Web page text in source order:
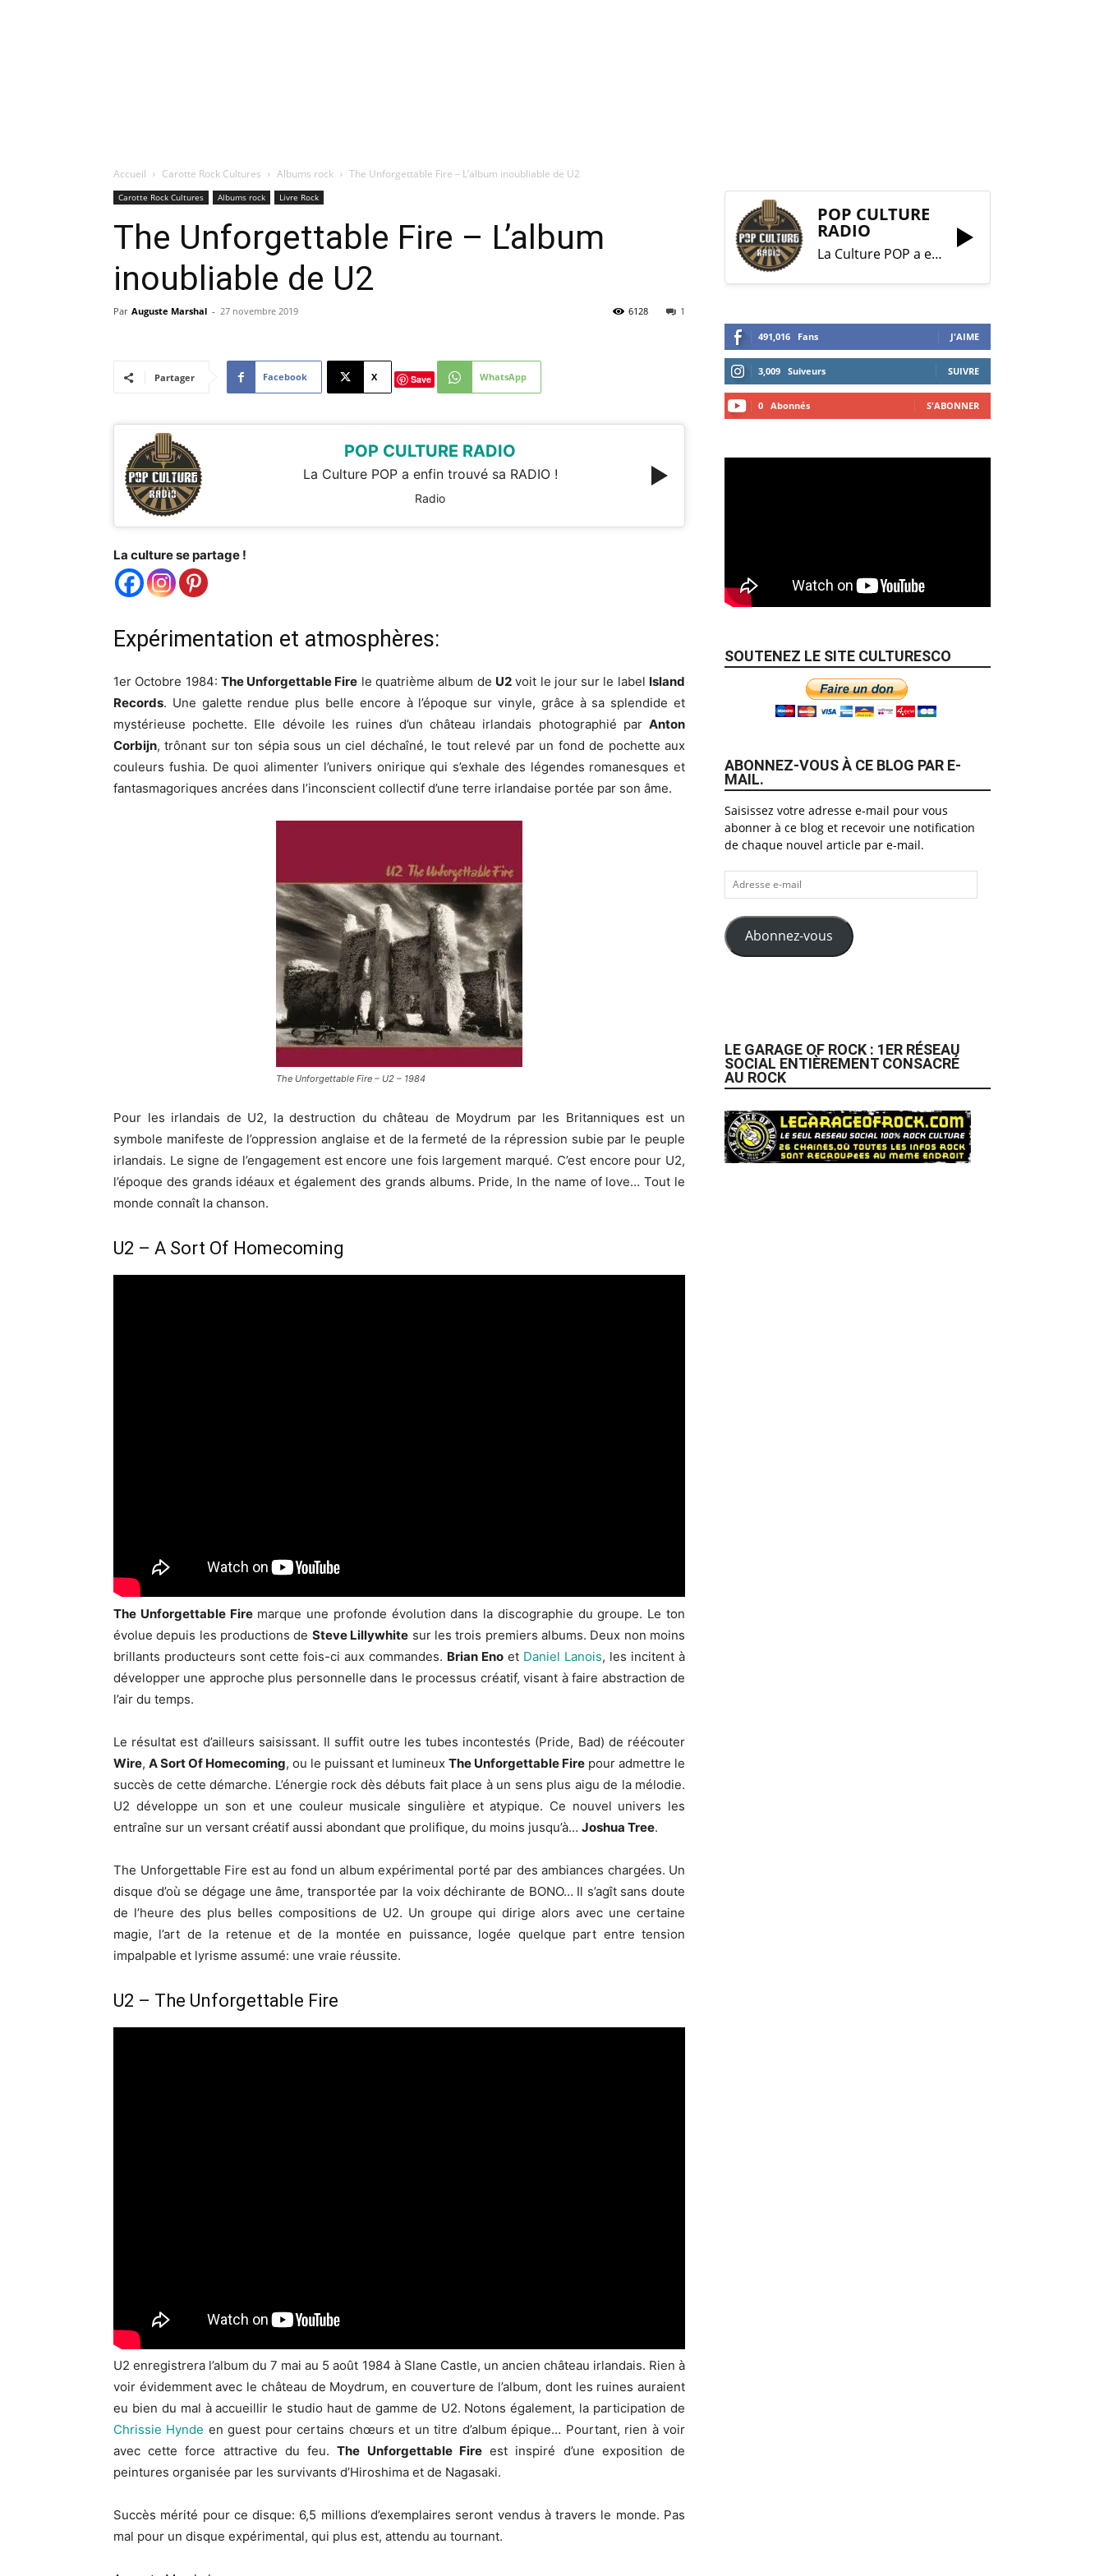
Accueil Carotte Rock Cultures Albums rock The Unforgettable Fire – L’album inoubliable de U2
Carotte Rock Cultures Albums rock Livre Rock
The Unforgettable Fire – L’album
inoubliable de U2
Par Auguste Marshal - 27 novembre 2019 1
6128
Partager Facebook X Save WhatsApp
POP CULTURE RADIO
La Culture POP a enfin trouvé sa RADIO !
Radio
La culture se partage !
Expérimentation et atmosphères:
1er Octobre 1984: The Unforgettable Fire le quatrième album de U2voit le jour sur le label Island
Records. Une galette rendue plus belle encore à l’époque sur vinyle, grâce à sa splendide et
mystérieuse pochette. Elle dévoile les ruines d’un château irlandais photographié par Anton
Corbijn, trônant sur ton sépia sous un ciel déchaîné, le tout relevé par un fond de pochette aux
couleurs fushia. De quoi alimenter l’univers onirique qui s’exhale des légendes romanesques et
fantasmagoriques ancrées dans l’inconscient collectif d’une terre irlandaise portée par son âme.
The Unforgettable Fire – U2 – 1984
Pour les irlandais de U2, la destruction du château de Moydrum par les Britanniques est un
symbole manifeste de l’oppression anglaise et de la fermeté de la répression subie par le peuple
irlandais. Le signe de l’engagement est encore une fois largement marqué. C’est encore pour U2,
l’époque des grands idéaux et également des grands albums. Pride, In the name of love… Tout le
monde connaît la chanson.
U2 – A Sort Of Homecoming
The Unforgettable Firemarque une profonde évolution dans la discographie du groupe. Le ton
évolue depuis les productions de Steve Lillywhite sur les trois premiers albums. Deux non moins
brillants producteurs sont cette fois-ci aux commandes. Brian Eno et Daniel Lanois, les incitent à
développer une approche plus personnelle dans le processus créatif, visant à faire abstraction de
l’air du temps.
Le résultat est d’ailleurs saisissant. Il suffit outre les tubes incontestés (Pride, Bad) de réécouter
Wire, A Sort Of Homecoming, ou le puissant et lumineux The Unforgettable Fire pour admettre le
succès de cette démarche. L’énergie rock dès débuts fait place à un sens plus aigu de la mélodie.
U2 développe un son et une couleur musicale singulière et atypique. Ce nouvel univers les
entraîne sur un versant créatif aussi abondant que prolifique, du moins jusqu’à… Joshua Tree.
The Unforgettable Fire est au fond un album expérimental porté par des ambiances chargées. Un
disque d’où se dégage une âme, transportée par la voix déchirante de BONO… Il s’agît sans doute
de l’heure des plus belles compositions de U2. Un groupe qui dirige alors avec une certaine
magie, l’art de la retenue et de la montée en puissance, logée quelque part entre tension
impalpable et lyrisme assumé: une vraie réussite.
U2 – The Unforgettable Fire
U2 enregistrera l’album du 7 mai au 5 août 1984 à Slane Castle, un ancien château irlandais. Rien à
voir évidemment avec le château de Moydrum, en couverture de l’album, dont les ruines auraient
eu bien du mal à accueillir le studio haut de gamme de U2. Notons également, la participation de
Chrissie Hynde en guest pour certains chœurs et un titre d’album épique… Pourtant, rien à voir
avec cette force attractive du feu.The Unforgettable Fireest inspiré d’une exposition de
peintures organisée par les survivants d’Hiroshima et de Nagasaki.
Succès mérité pour ce disque: 6,5 millions d’exemplaires seront vendus à travers le monde. Pas
mal pour un disque expérimental, qui plus est, attendu au tournant.
POP CULTURE
RADIO
La Culture POP a enfin trouvé sa RADIO !
491,016 Fans J'AIME
3,009 Suiveurs SUIVRE
0 Abonnés S'ABONNER
SOUTENEZ LE SITE CULTURESCO
ABONNEZ-VOUS À CE BLOG PAR E-
MAIL.
Saisissez votre adresse e-mail pour vous
abonner à ce blog et recevoir une notification
de chaque nouvel article par e-mail.
Adresse
e-
mail
Abonnez-vous
LE GARAGE OF ROCK : 1ER RÉSEAU
SOCIAL ENTIÈREMENT CONSACRÉ
AU ROCK